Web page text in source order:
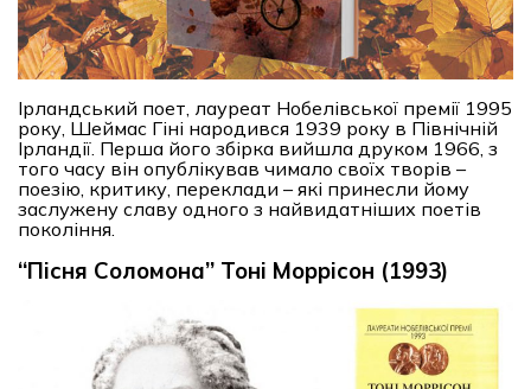
Ірландський поет, лауреат Нобелівської премії 1995
року, Шеймас Гіні народився 1939 року в Північній
Ірландії. Перша його збірка вийшла друком 1966, з
того часу він опублікував чимало своїх творів –
поезію, критику, переклади – які принесли йому
заслужену славу одного з найвидатніших поетів
покоління.
“Пісня Соломона” Тоні Моррісон (1993)